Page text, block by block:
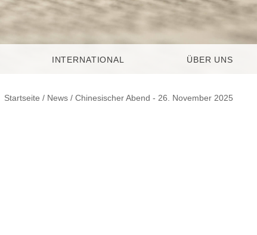
INTERNATIONAL ÜBER UNS
Startseite / News / Chinesischer Abend - 26. November 2025